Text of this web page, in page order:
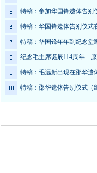
特稿：参加华国锋遗体告别
特稿：华国锋遗体告别仪式
特稿：华国锋年年到纪念堂
纪念毛主席诞辰114周年
特稿：毛远新出现在邵华遗
特稿：邵华遗体告别仪式（